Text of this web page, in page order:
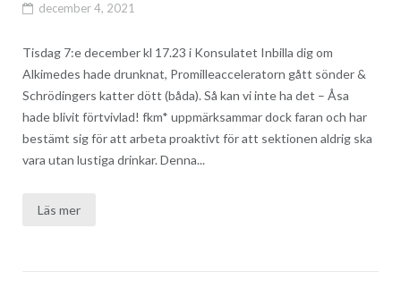
december 4, 2021
Tisdag 7:e december kl 17.23 i Konsulatet Inbilla dig om
Alkimedes hade drunknat, Promilleacceleratorn gått sönder &
Schrödingers katter dött (båda). Så kan vi inte ha det – Åsa
hade blivit förtvivlad! fkm* uppmärksammar dock faran och har
bestämt sig för att arbeta proaktivt för att sektionen aldrig ska
vara utan lustiga drinkar. Denna...
Läs mer